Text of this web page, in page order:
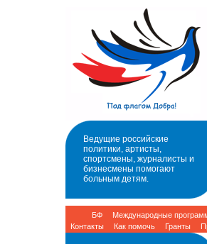
Ведущие российские
политики, артисты,
спортсмены, журналисты и
бизнесмены помогают
больным детям.
БФ Международные
Контакты
Как помочь Гранты